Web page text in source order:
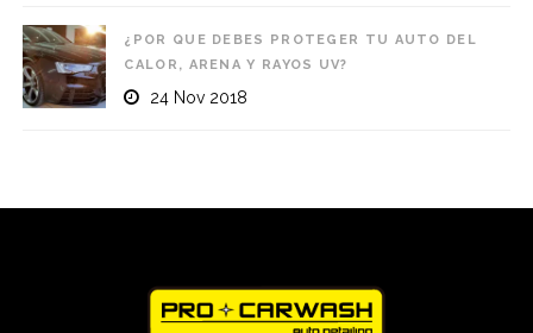
¿POR QUE DEBES PROTEGER TU AUTO DEL
CALOR, ARENA Y RAYOS UV?
24 Nov 2018